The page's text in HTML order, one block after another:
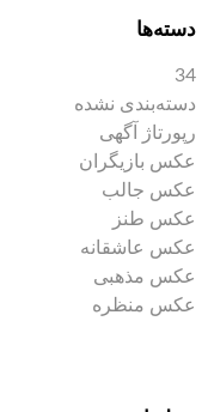
دسته‌ها
34
دسته‌بندی نشده
رپورتاژ آگهی
عکس بازیگران
عکس جالب
عکس طنز
عکس عاشقانه
عکس مذهبی
عکس منظره